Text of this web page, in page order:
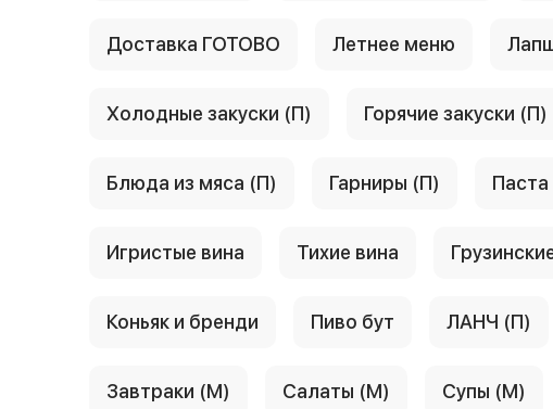
Доставка ГОТОВО Летнее меню
Холодные закуски (П) Горячие закуски (П)
Блюда из мяса (П) Гарниры (П)
Игристые вина Тихие вина
Коньяк и бренди Пиво бут ЛАНЧ (П)
Завтраки (М) Салаты (М) Супы (М)